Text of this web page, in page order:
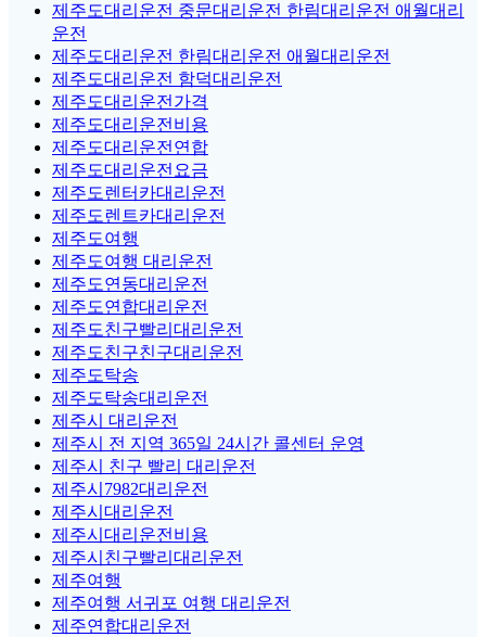
제주도대리운전 중문대리운전 한림대리운전 애월대리
운전
제주도대리운전 한림대리운전 애월대리운전
제주도대리운전 함덕대리운전
제주도대리운전가격
제주도대리운전비용
제주도대리운전연합
제주도대리운전요금
제주도렌터카대리운전
제주도렌트카대리운전
제주도여행
제주도여행 대리운전
제주도연동대리운전
제주도연합대리운전
제주도친구빨리대리운전
제주도친구친구대리운전
제주도탁송
제주도탁송대리운전
제주시 대리운전
제주시 전 지역 365일 24시간 콜센터 운영
제주시 친구 빨리 대리운전
제주시7982대리운전
제주시대리운전
제주시대리운전비용
제주시친구빨리대리운전
제주여행
제주여행 서귀포 여행 대리운전
제주연합대리운전